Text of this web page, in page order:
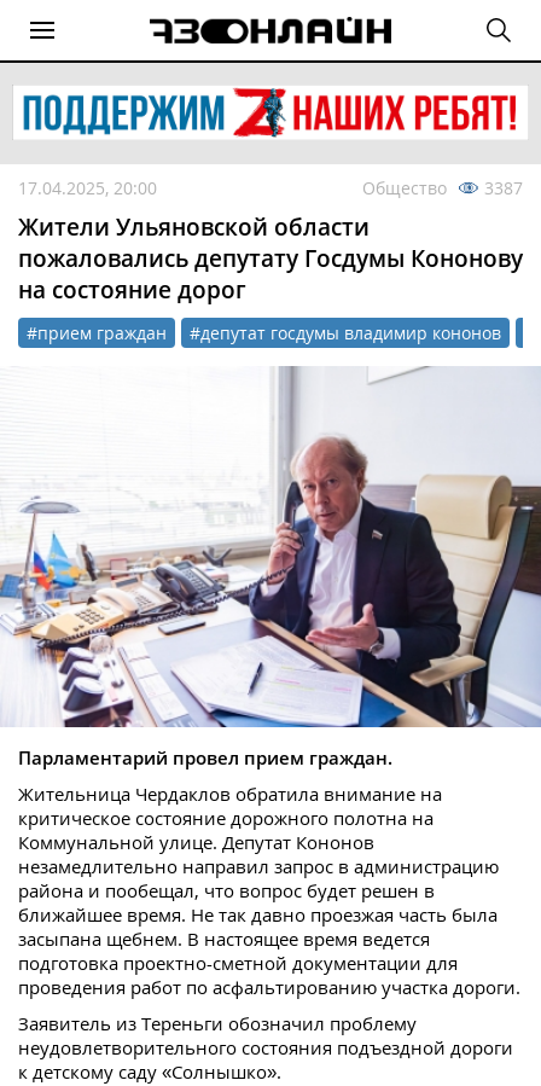
17.04.2025, 20:00 Общество 3387
Жители Ульяновской области
пожаловались депутату Госдумы Кононову
на состояние дорог
#прием граждан #депутат госдумы владимир кононов
Парламентарий провел прием граждан.
Жительница Чердаклов обратила внимание на
критическое состояние дорожного полотна на
Коммунальной улице. Депутат Кононов
незамедлительно направил запрос в администрацию
района и пообещал, что вопрос будет решен в
ближайшее время. Не так давно проезжая часть была
засыпана щебнем. В настоящее время ведется
подготовка проектно-сметной документации для
проведения работ по асфальтированию участка дороги.
Заявитель из Тереньги обозначил проблему
неудовлетворительного состояния подъездной дороги
к детскому саду «Солнышко».